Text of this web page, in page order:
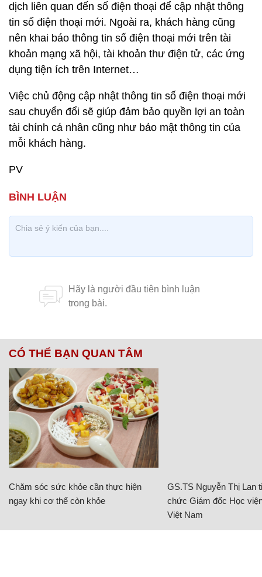
dịch liên quan đến số điện thoại để cập nhật thông
tin số điện thoại mới. Ngoài ra, khách hàng cũng
nên khai báo thông tin số điện thoại mới trên tài
khoản mạng xã hội, tài khoản thư điện tử, các ứng
dụng tiện ích trên Internet…
Việc chủ động cập nhật thông tin số điện thoại mới
sau chuyển đổi sẽ giúp đảm bảo quyền lợi an toàn
tài chính cá nhân cũng như bảo mật thông tin của
mỗi khách hàng.
PV
CÓ THỂ BẠN QUAN TÂM
Chăm sóc sức khỏe cần thực hiện
ngay khi cơ thể còn khỏe
GS.TS Nguyễn Thị Lan
chức Giám đốc Học
Việt Nam